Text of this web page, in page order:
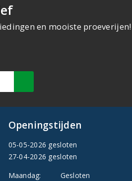
en mooiste proeverijen!
Openingstijden
05-05-2026 gesloten
27-04-2026 gesloten
Maandag:
Gesloten